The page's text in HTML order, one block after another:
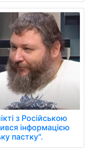
з Російською
інформацією
пастку".